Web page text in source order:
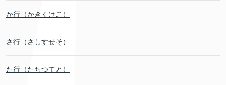
か行（かきくけこ）
さ行（さしすせそ）
た行（たちつてと）